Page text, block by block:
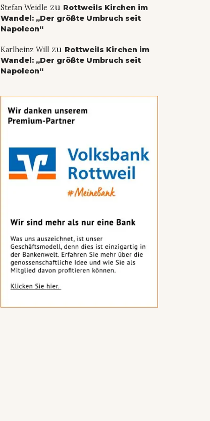
Stefan Weidle zu Rottweils Kirchen im
Wandel: „Der größte Umbruch seit
Napoleon“
Karlheinz Willzu Rottweils Kirchen im
Wandel: „Der größte Umbruch seit
Napoleon“